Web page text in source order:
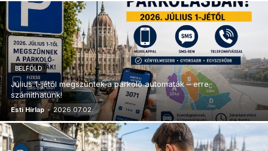
BELFÖLD
Július 1-jétől megszűntek a parkoló automaták – erre
számíthatunk!
Esti Hírlap - 2026.07.02.